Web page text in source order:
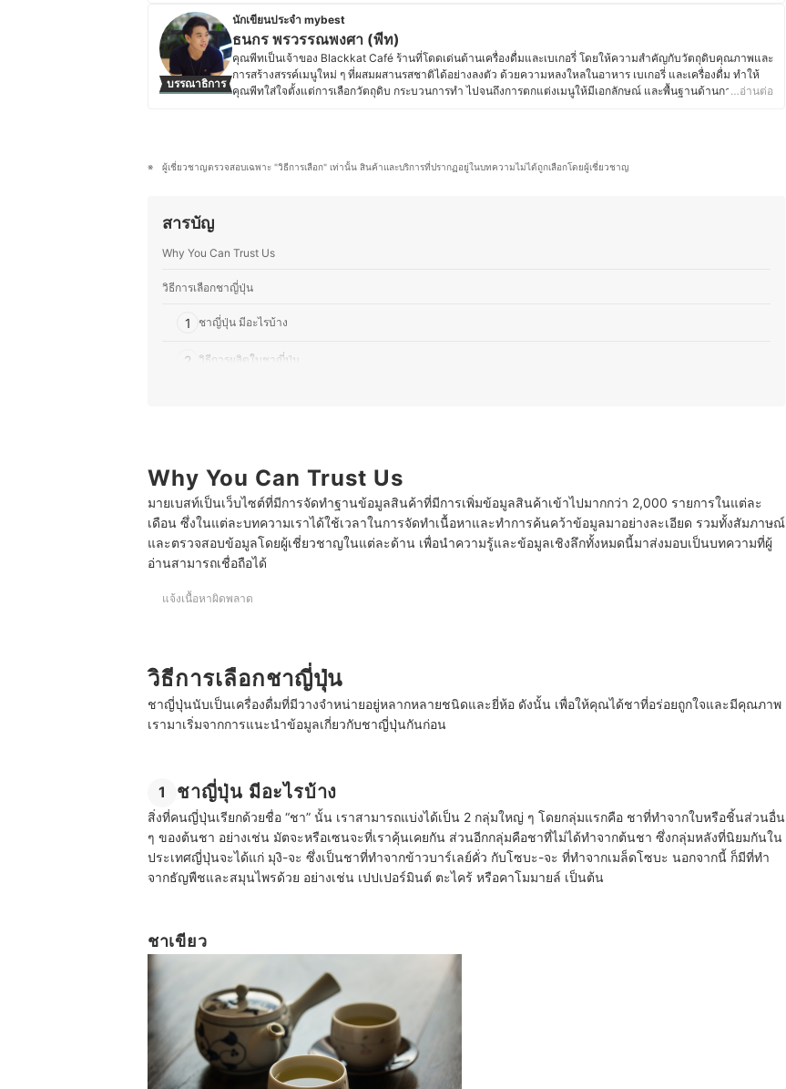
ศิลปะการชงชาของญี่ปุ่นมากขึ้น จนกลายเป็นจุดเริ่มต้นการเดินทางด้านศาสตร์แห่งการชงชาของคุณตี่และโรงน้ำชา
ย้อนยุค Double Dogs Tea Room ณ ปัจจุบัน
ประวัติของ จงรักษ์ กิตติวรการ (ตี่)
บรรณาธิการ
นักเขียนประจำ mybest
ธนกร พรวรรณพงศา (พีท)
คุณพีทเป็นเจ้าของ Blackkat Café ร้านที่โดดเด่นด้านเครื่องดื่มและเบเกอรี่ โดยให้ความสำคัญกับวัตถุดิบคุณภาพและ
การสร้างสรรค์เมนูใหม่ ๆ ที่ผสมผสานรสชาติได้อย่างลงตัว ด้วยความหลงใหลในอาหาร เบเกอรี่ และเครื่องดื่ม ทำให้
คุณพีทใส่ใจตั้งแต่การเลือกวัตถุดิบ กระบวนการทำ ไปจนถึงการตกแต่งเมนูให้มีเอกลักษณ์ และพื้นฐานด้านการท่อง
ประวัติของ ธนกร พรวรรณพงศา (พีท)
…อ่านต่อ
ผู้เชี่ยวชาญตรวจสอบเฉพาะ "วิธีการเลือก" เท่านั้น สินค้าและบริการที่ปรากฏอยู่ในบทความไม่ได้ถูกเลือกโดยผู้เชี่ยวชาญ
สารบัญ
Why You Can Trust Us
วิธีการเลือกชาญี่ปุ่น
1 ชาญี่ปุ่น มีอะไรบ้าง
2 วิธีการผลิตใบชาญี่ปุ่น
บทส่งท้าย
Why You Can Trust Us
มายเบสท์เป็นเว็บไซต์ที่มีการจัดทำฐานข้อมูลสินค้าที่มีการเพิ่มข้อมูลสินค้าเข้าไปมากกว่า 2,000 รายการในแต่ละ
เดือน ซึ่งในแต่ละบทความเราได้ใช้เวลาในการจัดทำเนื้อหาและทำการค้นคว้าข้อมูลมาอย่างละเอียด รวมทั้งสัมภาษณ์
และตรวจสอบข้อมูลโดยผู้เชี่ยวชาญในแต่ละด้าน เพื่อนำความรู้และข้อมูลเชิงลึกทั้งหมดนี้มาส่งมอบเป็นบทความที่ผู้
อ่านสามารถเชื่อถือได้
แจ้งเนื้อหาผิดพลาด
วิธีการเลือกชาญี่ปุ่น
ชาญี่ปุ่นนับเป็นเครื่องดื่มที่มีวางจำหน่ายอยู่หลากหลายชนิดและยี่ห้อ ดังนั้น เพื่อให้คุณได้ชาที่อร่อยถูกใจและมีคุณภาพ
เรามาเริ่มจากการแนะนำข้อมูลเกี่ยวกับชาญี่ปุ่นกันก่อน
1 ชาญี่ปุ่น มีอะไรบ้าง
สิ่งที่คนญี่ปุ่นเรียกด้วยชื่อ “ชา” นั้น เราสามารถแบ่งได้เป็น 2 กลุ่มใหญ่ ๆ โดยกลุ่มแรกคือ ชาที่ทำจากใบหรือชิ้นส่วนอื่น
ๆ ของต้นชา อย่างเช่น มัตจะหรือเซนจะที่เราคุ้นเคยกัน ส่วนอีกกลุ่มคือชาที่ไม่ได้ทำจากต้นชา ซึ่งกลุ่มหลังที่นิยมกันใน
ประเทศญี่ปุ่นจะได้แก่ มุงิ-จะ ซึ่งเป็นชาที่ทำจากข้าวบาร์เลย์คั่ว กับโซบะ-จะ ที่ทำจากเมล็ดโซบะ นอกจากนี้ ก็มีที่ทำ
จากธัญพืชและสมุนไพรด้วย อย่างเช่น เปปเปอร์มินต์ ตะไคร้ หรือคาโมมายล์ เป็นต้น
ชาเขียว